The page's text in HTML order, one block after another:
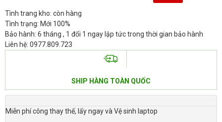
Tình trang kho: còn hàng
Tình trạng: Mới 100%
Bảo hành: 6 tháng , 1 đổi 1 ngay lập tức trong thời gian bảo hành
Liên hệ: 0977.809.723
SHIP HÀNG TOÀN QUỐC
Miễn phí công thay thế, lấy ngay và Vệ sinh laptop